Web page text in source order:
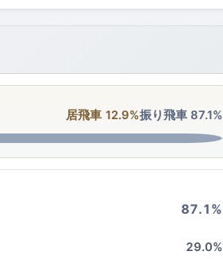
居飛車 12.9%振り飛車 87.1%
87.1%
29.0%